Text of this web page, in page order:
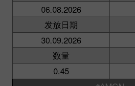
06.08.2026
发放日期
30.09.2026
数量
0.45